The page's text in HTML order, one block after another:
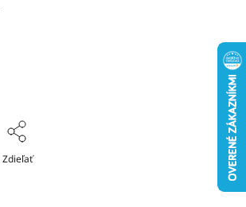
Zdieľať